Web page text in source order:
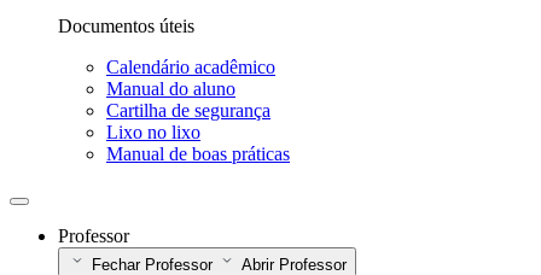
Documentos úteis
Calendário acadêmico
Manual do aluno
Cartilha de segurança
Lixo no lixo
Manual de boas práticas
Professor
Fechar Professor Abrir Professor